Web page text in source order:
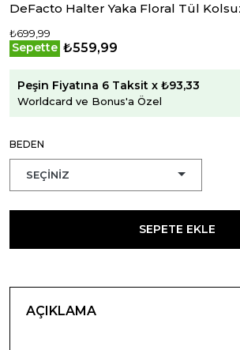
DeFacto Halter Yaka Floral Tül
₺699,99
Sepette ₺559,99
Peşin Fiyatına 6 Taksit x ₺93,33
Worldcard ve Bonus'a Özel
BEDEN
SEPETE EKLE
AÇIKLAMA